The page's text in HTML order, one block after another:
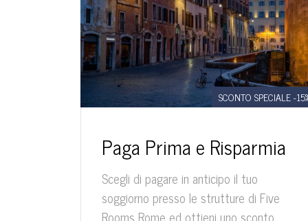
SCONTO SPECIALE -
Paga Prima e Risparmia
Scegli di pagare in anticipo il tuo
soggiorno presso le strutture di Five